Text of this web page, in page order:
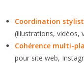
Coordination
(illustrations, vidéos,
Cohérence multi-
pour site web,